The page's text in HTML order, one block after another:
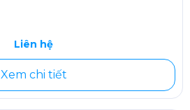
Liên hệ
Xem chi tiết